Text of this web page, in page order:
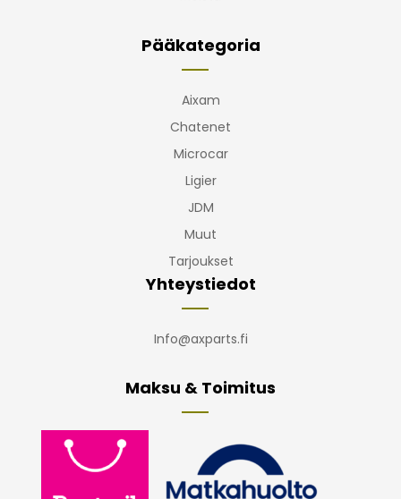
Pääkategoria
Aixam
Chatenet
Microcar
Ligier
JDM
Muut
Tarjoukset
Yhteystiedot
Info@axparts.fi
Maksu & Toimitus